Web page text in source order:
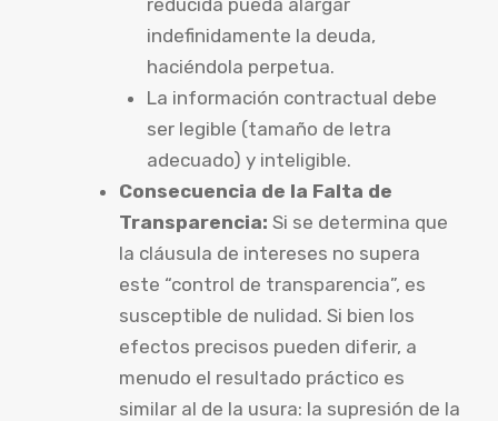
reducida pueda alargar
indefinidamente la deuda,
haciéndola perpetua.
La información contractual debe
ser legible (tamaño de letra
adecuado) y inteligible.
Consecuencia de la Falta de
Transparencia: Si se determina que
la cláusula de intereses no supera
este “control de transparencia”, es
susceptible de nulidad. Si bien los
efectos precisos pueden diferir, a
menudo el resultado práctico es
similar al de la usura: la supresión de la